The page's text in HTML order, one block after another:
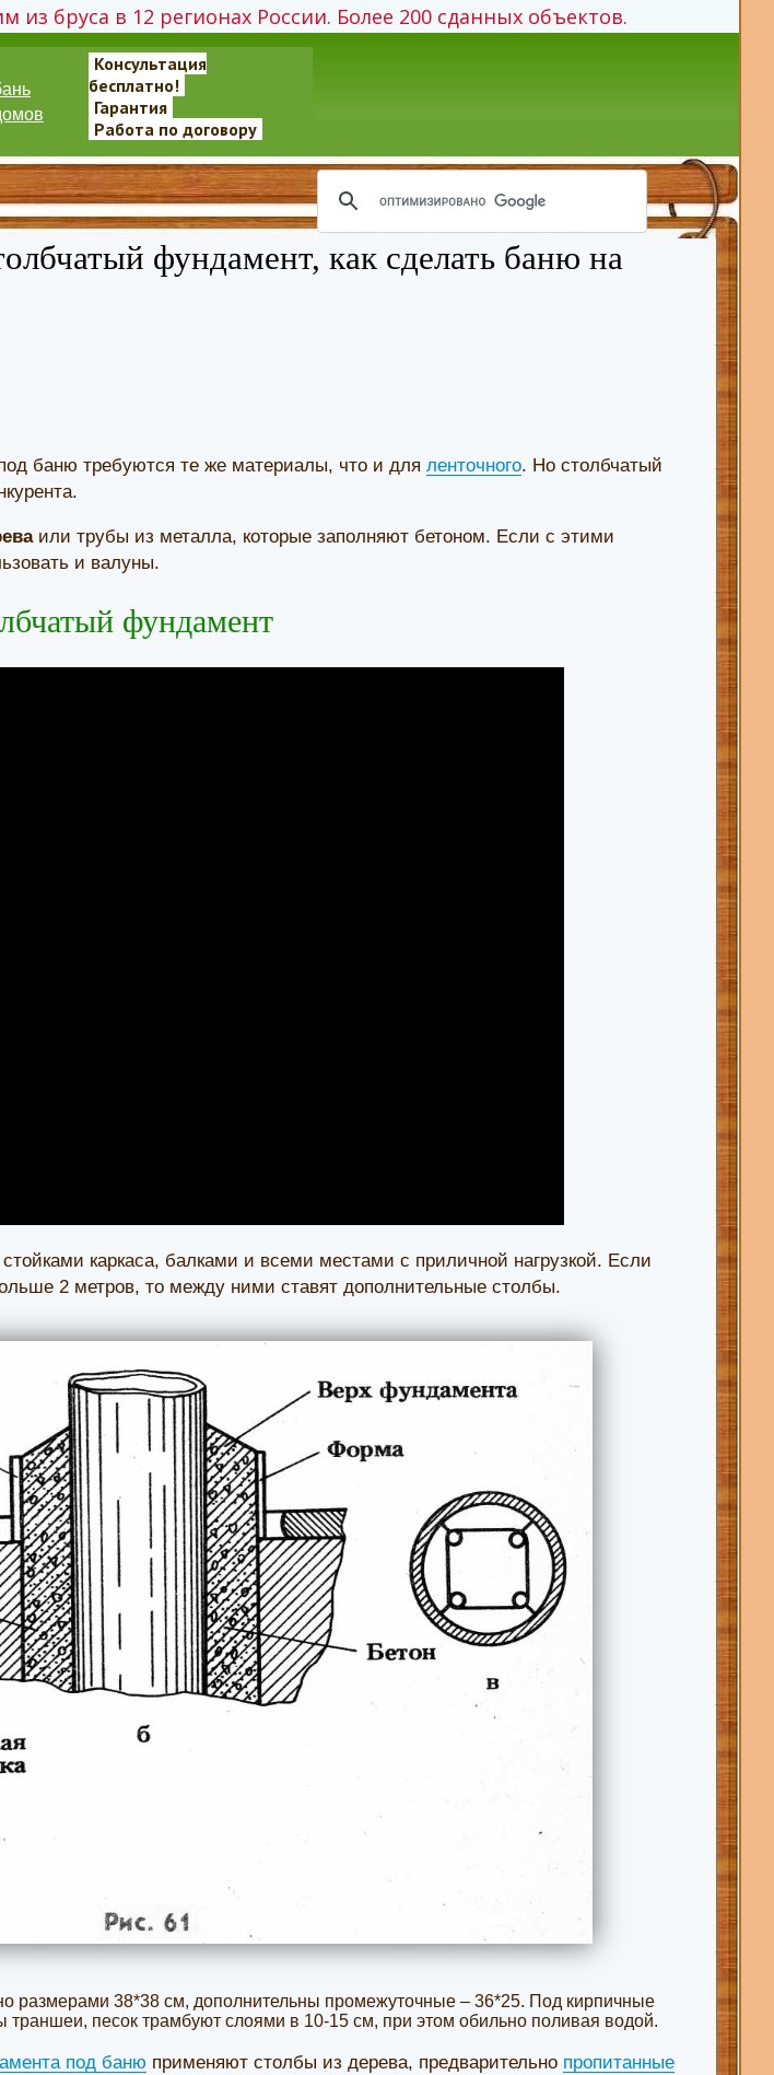
бруса в 12 регионах России. Более 200 сданных объектов.
Консультация
бесплатно!
Гарантия
Работа по договору
фундамент, как сделать баню на
баню требуются те же материалы, что и для ленточного. Но столбчатый
или трубы из металла, которые заполняют бетоном. Если с этими
и валуны.
фундамент
каркаса, балками и всеми местами с приличной нагрузкой. Если
2 метров, то между ними ставят дополнительные столбы.
размерами 38*38 см, дополнительны промежуточные – 36*25. Под кирпичные
траншеи, песок трамбуют слоями в 10-15 см, при этом обильно поливая водой.
под баню применяют столбы из дерева, предварительно пропитанные